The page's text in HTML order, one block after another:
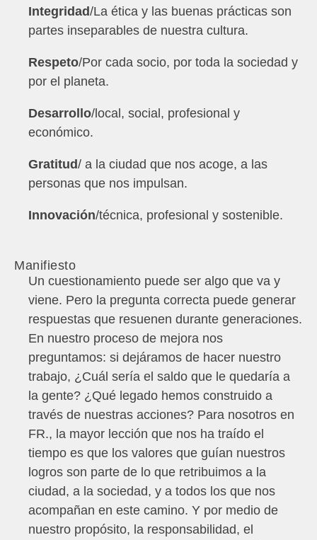
Integridad/La ética y las buenas prácticas son
partes inseparables de nuestra cultura.
Respeto/Por cada socio, por toda la sociedad y
por el planeta.
Desarrollo/local, social, profesional y
económico.
Gratitud/ a la ciudad que nos acoge, a las
personas que nos impulsan.
Innovación/técnica, profesional y sostenible.
Manifiesto
Un cuestionamiento puede ser algo que va y
viene. Pero la pregunta correcta puede generar
respuestas que resuenen durante generaciones.
En nuestro proceso de mejora nos
preguntamos: si dejáramos de hacer nuestro
trabajo, ¿Cuál sería el saldo que le quedaría a
la gente? ¿Qué legado hemos construido a
través de nuestras acciones? Para nosotros en
FR., la mayor lección que nos ha traído el
tiempo es que los valores que guían nuestros
logros son parte de lo que retribuimos a la
ciudad, a la sociedad, y a todos los que nos
acompañan en este camino. Y por medio de
nuestro propósito, la responsabilidad, el